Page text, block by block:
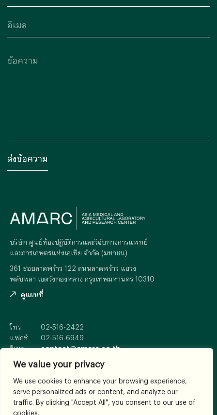
We value your privacy
We use cookies to enhance your browsing experience,
serve personalized ads or content, and analyze our
traffic. By clicking "Accept All", you consent to our use of
cookies.
บริษัท ศูนย์ห้องปฏิบัติการและวิจัยทางการแพทย์
และการเกษตรแห่งเอเซีย จำกัด (มหาชน)
361 ซอยลาดพร้าว 122 ถนนลาดพร้าว แขวง
พลับพลา เขตวังทองหลาง กรุงเทพมหานคร 10310
ดูแผนที่
โทร
02-516-2422
แฟกซ์
02-516-6949
อีเมล
contact@amarc.co.th
© 2026
All Rights Reserved.
เงื่อนไขและข้อตกลง